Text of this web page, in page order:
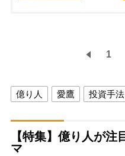
1
億り人 愛鷹 投資手法
【特集】億り人が
マ